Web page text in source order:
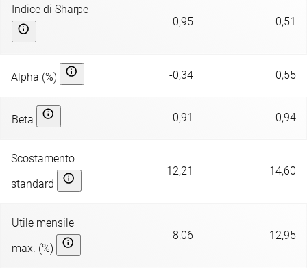
Indice di Sharpe
0,95
0,51
Alpha (%) -0,34 0,55
Beta 0,91 0,94
Scostamento
standard
12,21 14,60
Utile mensile
max. (%)
8,06 12,95